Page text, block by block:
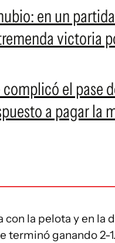
en un
victoria
complicó el pase
a pagar la
la pelota y en la
terminó ganando 2-1.